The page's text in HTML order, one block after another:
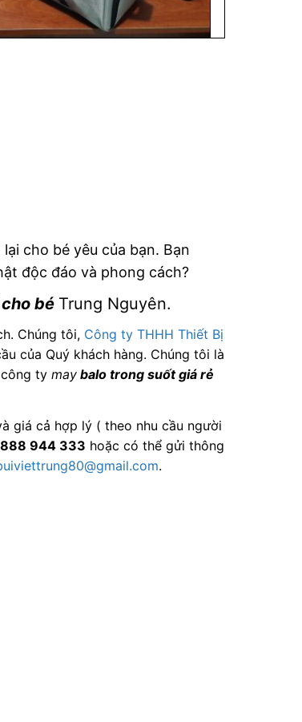
cho bé yêu của bạn. Bạn
độc đáo và phong cách?
bé Trung Nguyên.
Chúng tôi, Công ty THHH Thiết Bị
của Quý khách hàng. Chúng tôi là
tymaybalo trong suốt giá rẻ
giá cả hợp lý ( theo nhu cầu người
944 333 hoặc có thể gửi thông
.